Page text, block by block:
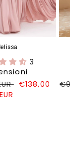
3
Prezzo
€138,00
EUR